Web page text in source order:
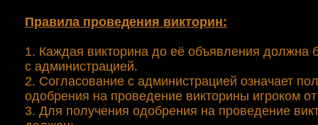
Правила проведения викторин:
1. Каждая викторина до её объявления должна
с администрацией.
2. Согласование с администрацией означает
одобрения на проведение викторины игроком
3. Для получения одобрения на проведение